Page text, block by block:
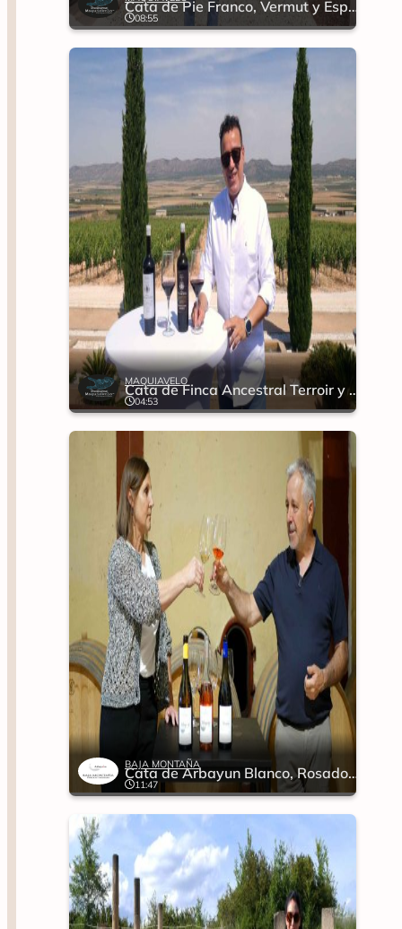
Cata de Pie Franco, Vermut y Espumoso
08:55
MAQUIAVELO
Cata de Finca Ancestral Terroir y Garnacha Pie Franco
04:53
BAJA MONTAÑA
Cata de Arbayun Blanco, Rosado y Tinto
11:47